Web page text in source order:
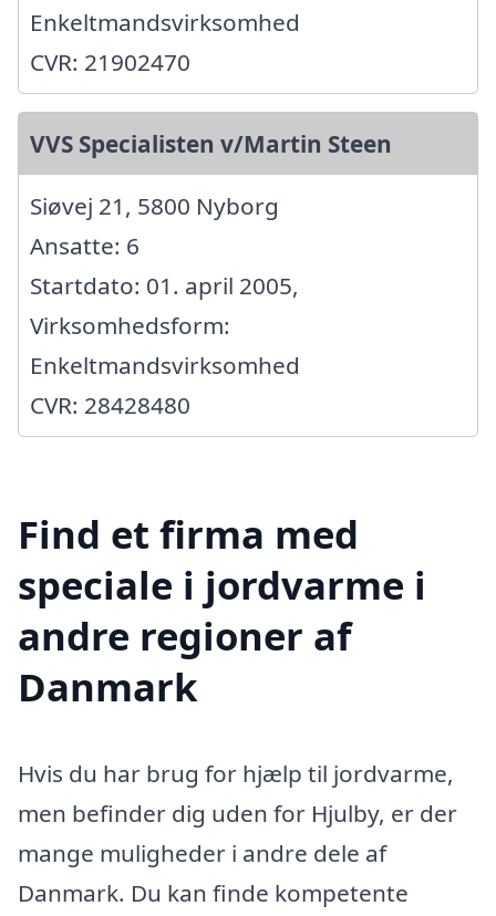
Enkeltmandsvirksomhed
CVR: 21902470
VVS Specialisten v/Martin Steen
Siøvej 21, 5800 Nyborg
Ansatte: 6
Startdato: 01. april 2005,
Virksomhedsform:
Enkeltmandsvirksomhed
CVR: 28428480
Find et firma med
speciale i jordvarme i
andre regioner af
Danmark
Hvis du har brug for hjælp til jordvarme,
men befinder dig uden for Hjulby, er der
mange muligheder i andre dele af
Danmark. Du kan finde kompetente